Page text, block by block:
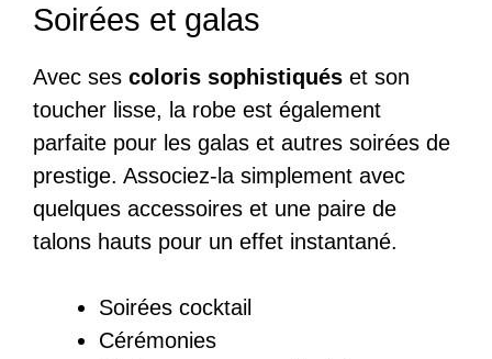
Soirées et galas
Avec ses coloris sophistiqués et son
toucher lisse, la robe est également
parfaite pour les galas et autres soirées de
prestige. Associez-la simplement avec
quelques accessoires et une paire de
talons hauts pour un effet instantané.
Soirées cocktail
Cérémonies